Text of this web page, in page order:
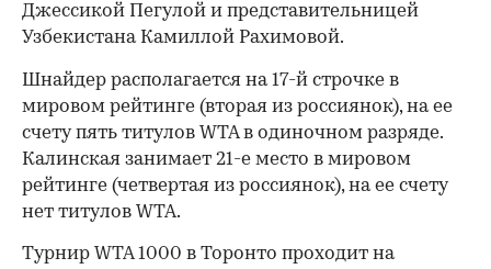
Джессикой Пегулой и представительницей
Узбекистана Камиллой Рахимовой.
Шнайдер располагается на 17-й строчке в
мировом рейтинге (вторая из россиянок), на ее
счету пять титулов WTA в одиночном разряде.
Калинская занимает 21-е место в мировом
рейтинге (четвертая из россиянок), на ее счету
нет титулов WTA.
Турнир WTA 1000 в Торонто проходит на